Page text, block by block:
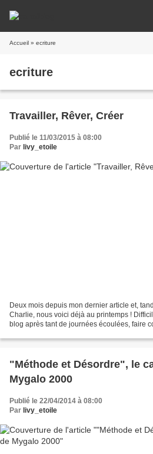
Accueil » ecriture
ecriture
Travailler, Rêver, Créer
Publié le 11/03/2015 à 08:00
Par livy_etoile
Deux mois depuis mon dernier article et,
Charlie, nous voici déjà au printemps !
blog après tant de journées écoulées, faire
"Méthode et Désordre", le
Mygalo 2000
Publié le 22/04/2014 à 08:00
Par livy_etoile